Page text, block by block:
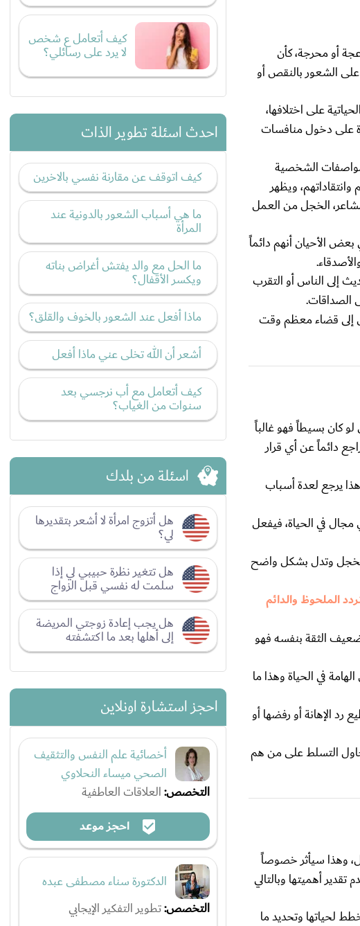
أو محرجة، كأن
الشعور بالنقص أو
على اختلافها،
على دخول منافسات
الشخصية
ويظهر
الخجل من العمل
الأحيان أنهم دائماً
إلى الناس أو التقرب
الصداقات.
إلى قضاء معظم وقت
كان بسيطاً فهو غالباً
دائماً عن أي قرار
يرجع لعدة أسباب
في الحياة، فيفعل
وتدل بشكل واضح
الملحوظ والدائم
الثقة بنفسه فهو
في الحياة وهذا ما
الإهانة أو رفضها أو
التسلط على من هم
وهذا سيأثر خصوصاً
أهميتها وبالتالي
لحياتها وتحديد ما
كيف أتعامل ع شخص
لا يرد على رسائلي؟
احدث اسئلة تطوير الذات
كيف اتوقف عن مقارنة نفسي بالاخرين
ما هي أسباب الشعور بالدونية عند
المرأة
ما الحل مع والد يفتش أغراض بناته
ويكسر الأقفال؟
ماذا أفعل عند الشعور بالخوف والقلق؟
أشعر أن الله تخلى عني ماذا أفعل
كيف أتعامل مع أب نرجسي بعد
سنوات من الغياب؟
اسئلة من بلدك
هل أتزوج امرأة لا أشعر بتقديرها
لي؟
هل تتغير نظرة حبيبي لي إذا
سلمت له نفسي قبل الزواج
هل يجب إعادة زوجتي المريضة
إلى أهلها بعد ما اكتشفته
احجز استشارة اونلاين
أخصائية علم النفس والتثقيف
الصحي ميساء النحلاوي
التخصص:العلاقات العاطفية
احجز موعد
الدكتورة سناء مصطفى عبده
التخصص:تطوير التفكير الإيجابي